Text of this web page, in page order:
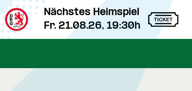
Nächstes Heimspiel
Fr. 21.08.26, 19:30h